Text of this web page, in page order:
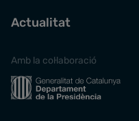
Actualitat
Amb la col·laboració